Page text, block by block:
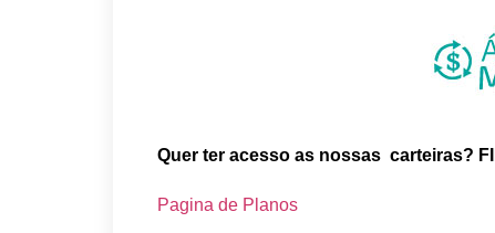
Quer ter acesso as nossas carteiras?
Pagina de Planos